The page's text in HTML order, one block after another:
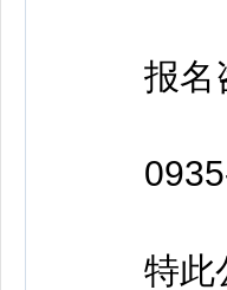
报名咨
0935-
特此